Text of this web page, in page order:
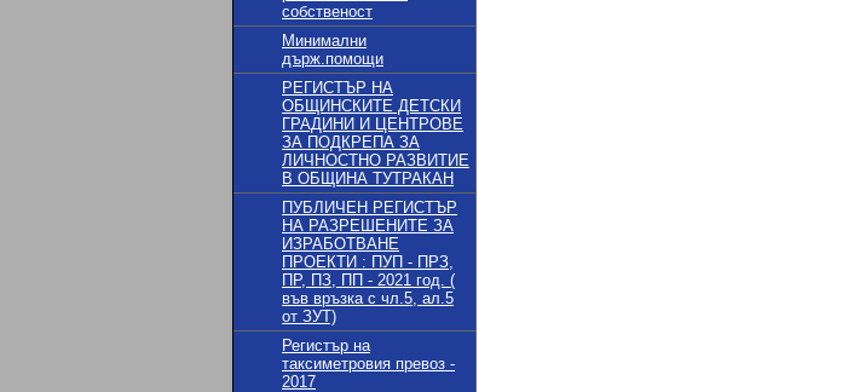
собственост
Минимални
държ.помощи
РЕГИСТЪР НА
ОБЩИНСКИТЕ ДЕТСКИ
ГРАДИНИ И ЦЕНТРОВЕ
ЗА ПОДКРЕПА ЗА
ЛИЧНОСТНО РАЗВИТИЕ
В ОБЩИНА ТУТРАКАН
ПУБЛИЧЕН РЕГИСТЪР
НА РАЗРЕШЕНИТЕ ЗА
ИЗРАБОТВАНЕ
ПРОЕКТИ : ПУП - ПРЗ,
ПР, ПЗ, ПП - 2021 год. (
във връзка с чл.5, ал.5
от ЗУТ)
Регистър на
таксиметровия превоз -
2017